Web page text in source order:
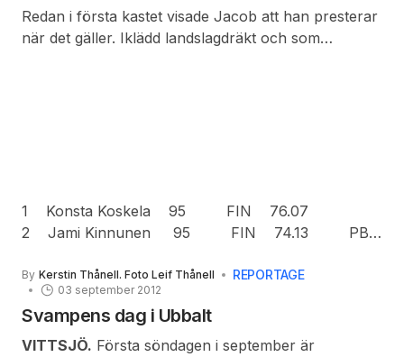
Redan i första kastet visade Jacob att han presterar
när det gäller. Iklädd landslagdräkt och som
1 Konsta Koskela 95 FIN 76.07
2 Jami Kinnunen 95 FIN 74.13 PB
Redaktionen framför sina gratulationer till Jacob.
By Kerstin Thånell. Foto Leif Thånell REPORTAGE
03 september 2012
Svampens dag i Ubbalt
VITTSJÖ. Första söndagen i september är